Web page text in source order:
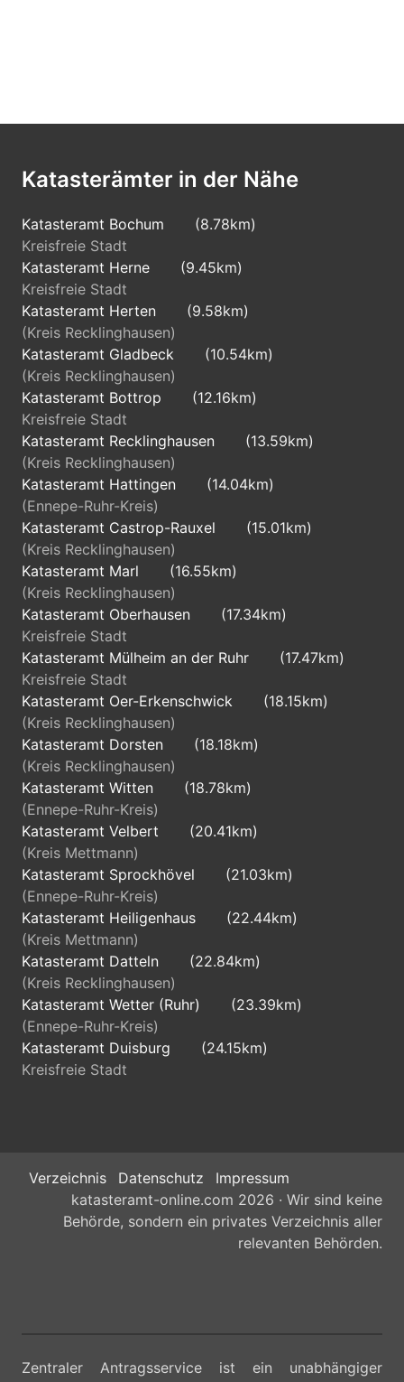
Kreisfreie Stadt
Referat 62 Vermessung und
Kreisfreie Stadt
Referat 62 Vermessung und
Katasterämter in der Nähe
Katasteramt Bochum
(8.78km)
Kreisfreie Stadt
Katasteramt Herne
(9.45km)
Kreisfreie Stadt
Katasteramt Herten
(9.58km)
(Kreis Recklinghausen)
Katasteramt Gladbeck
(10.54km)
(Kreis Recklinghausen)
Katasteramt Bottrop
(12.16km)
Kreisfreie Stadt
Katasteramt Recklinghausen
(13.59km)
(Kreis Recklinghausen)
Katasteramt Hattingen
(14.04km)
(Ennepe-Ruhr-Kreis)
Katasteramt Castrop-Rauxel
(15.01km)
(Kreis Recklinghausen)
Katasteramt Marl
(16.55km)
(Kreis Recklinghausen)
Katasteramt Oberhausen
(17.34km)
Kreisfreie Stadt
Katasteramt Mülheim an der Ruhr
(17.47km)
Kreisfreie Stadt
Katasteramt Oer-Erkenschwick
(18.15km)
(Kreis Recklinghausen)
Katasteramt Dorsten
(18.18km)
(Kreis Recklinghausen)
Katasteramt Witten
(18.78km)
(Ennepe-Ruhr-Kreis)
Katasteramt Velbert
(20.41km)
(Kreis Mettmann)
Katasteramt Sprockhövel
(21.03km)
(Ennepe-Ruhr-Kreis)
Katasteramt Heiligenhaus
(22.44km)
(Kreis Mettmann)
Katasteramt Datteln
(22.84km)
(Kreis Recklinghausen)
Katasteramt Wetter (Ruhr)
(23.39km)
(Ennepe-Ruhr-Kreis)
Katasteramt Duisburg
(24.15km)
Kreisfreie Stadt
Verzeichnis Datenschutz
Impressum
katasteramt-online.com 2026 · Wir sind keine
Behörde, sondern ein privates Verzeichnis aller
relevanten Behörden.
Zentraler Antragsservice ist ein unabhängiger